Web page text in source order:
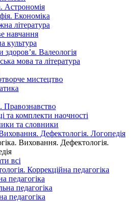
Астрономія
Економіка
література
навчання
культура
здоров’я. Валеологія
мова та література
мистецтво
Правознавство
та комплекти наочності
та словники
Дефектологія. Логопедія
Виховання. Дефектологія.
всі
Коррекційна педагогіка
педагогіка
педагогіка
педагогіка